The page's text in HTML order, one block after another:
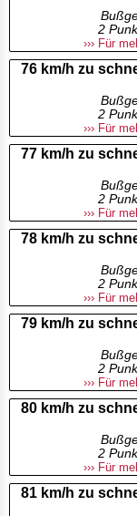
2
››› Für
76 km/h zu
2
››› Für
77 km/h zu
2
››› Für
78 km/h zu
2
››› Für
79 km/h zu
2
››› Für
80 km/h zu
2
››› Für
81 km/h zu